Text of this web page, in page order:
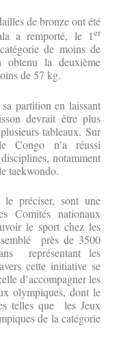
de bronze ont été
a remporté, le 1er
de moins de
la deuxième
de 57 kg.
partition en laissant
devrait être plus
tableaux. Sur
Congo n’a réussi
notamment
taekwondo.
préciser, sont une
Comités nationaux
le sport chez les
près de 3500
représentant les
cette initiative se
d’accompagner les
olympiques, dont le
telles que les Jeux
de la catégorie